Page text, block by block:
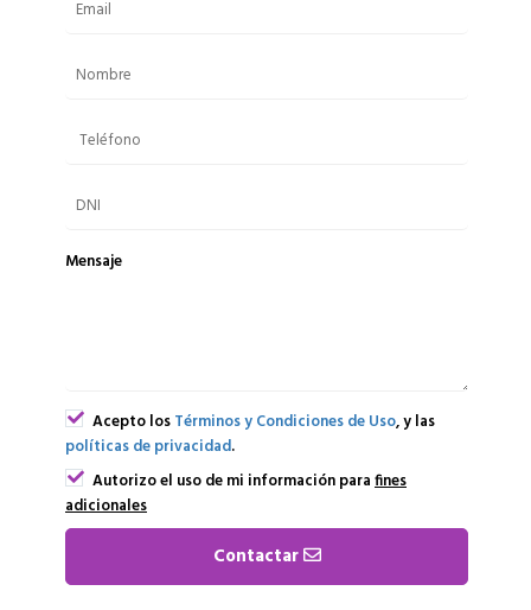
Mensaje
Acepto losTérminos y Condiciones de Uso, y las
políticas de privacidad.
Autorizo el uso de mi información parafines
adicionales
Contactar